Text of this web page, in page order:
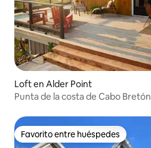
Loft en Alder Point
Punta de la costa de Cabo Bretón
Favorito entre huéspedes
Favorito entre huéspedes